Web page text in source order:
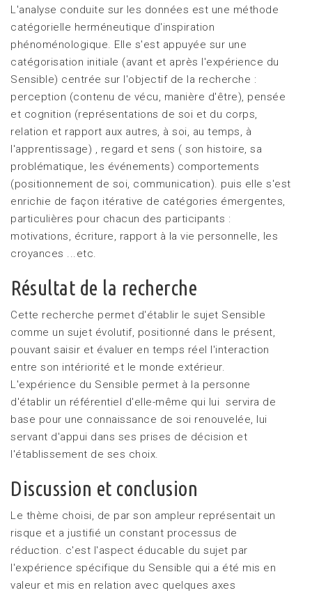
L'analyse conduite sur les données est une méthode
catégorielle herméneutique d'inspiration
phénoménologique. Elle s'est appuyée sur une
catégorisation initiale (avant et après l'expérience du
Sensible) centrée sur l'objectif de la recherche :
perception (contenu de vécu, manière d'être), pensée
et cognition (représentations de soi et du corps,
relation et rapport aux autres, à soi, au temps, à
l'apprentissage) , regard et sens ( son histoire, sa
problématique, les événements) comportements
(positionnement de soi, communication). puis elle s'est
enrichie de façon itérative de catégories émergentes,
particulières pour chacun des participants :
motivations, écriture, rapport à la vie personnelle, les
croyances ...etc.
Résultat de la recherche
Cette recherche permet d'établir le sujet Sensible
comme un sujet évolutif, positionné dans le présent,
pouvant saisir et évaluer en temps réel l'interaction
entre son intériorité et le monde extérieur.
L'expérience du Sensible permet à la personne
d'établir un référentiel d'elle-même qui lui servira de
base pour une connaissance de soi renouvelée, lui
servant d'appui dans ses prises de décision et
l'établissement de ses choix.
Discussion et conclusion
Le thème choisi, de par son ampleur représentait un
risque et a justifié un constant processus de
réduction. c'est l'aspect éducable du sujet par
l'expérience spécifique du Sensible qui a été mis en
valeur et mis en relation avec quelques axes